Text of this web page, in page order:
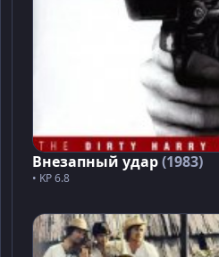
Внезапный удар(1983)
• KP 6.8